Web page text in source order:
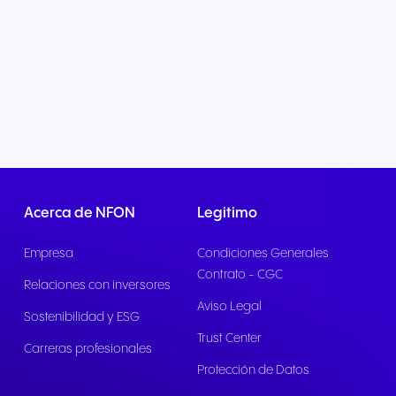
Acerca de NFON
Empresa
Relaciones con inversores
Sostenibilidad y ESG
Carreras profesionales
Legitimo
Condiciones Generales
Contrato - CGC
Aviso Legal
Trust Center
Protección de Datos